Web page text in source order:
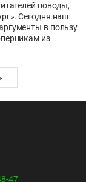
поводы,
Сегодня наш
в пользу
из
47